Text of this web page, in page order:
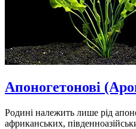
Апоногетонові
Родині належить лише рід
африканських,